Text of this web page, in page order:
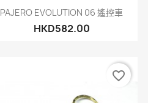
快速查看
PAJERO EVOLUTION 06 遙控車
HKD582.00
favorite_border